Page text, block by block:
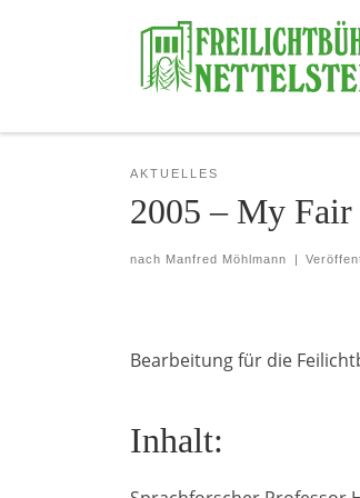
Skip to content
AKTUELLES
2005 – My
nach Manfred Möhlmann |
Bearbeitung für die
Inhalt: